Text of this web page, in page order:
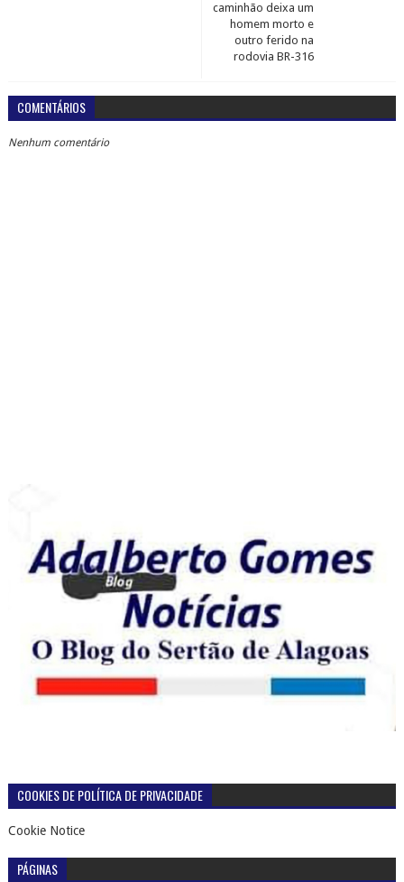
caminhão deixa um
homem morto e
outro ferido na
rodovia BR-316
COMENTÁRIOS
Nenhum comentário
COOKIES DE POLÍTICA DE PRIVACIDADE
Cookie Notice
PÁGINAS